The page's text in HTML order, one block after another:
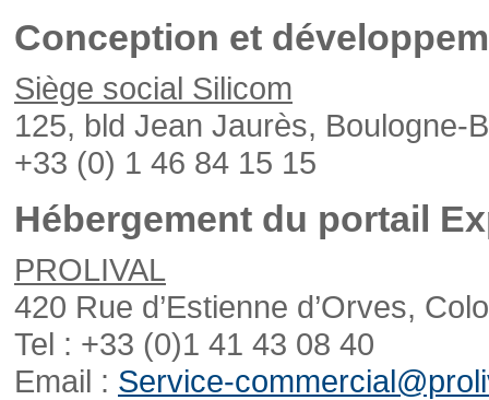
Conception et
Siège social Silicom
125, bld Jean Jaurès, Boulogne-
+33 (0) 1 46 84 15 15
Hébergement du portail
PROLIVAL
420 Rue d’Estienne d’Orves,
Tel : +33 (0)1 41 43 08 40
Email : Service-